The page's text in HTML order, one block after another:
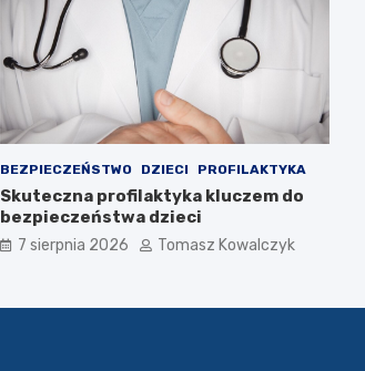
BEZPIECZEŃSTWO DZIECI PROFILAKTYKA
Skuteczna profilaktyka kluczem do
bezpieczeństwa dzieci
7 sierpnia 2026 Tomasz Kowalczyk